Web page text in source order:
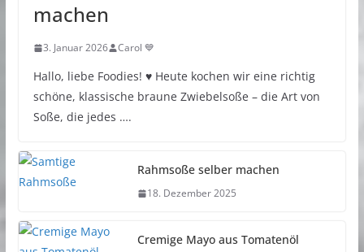
machen
3. Januar 2026 Carol 💙
Hallo, liebe Foodies! ♥︎ Heute kochen wir eine richtig
schöne, klassische braune Zwiebelsoße – die Art von
Soße, die jedes ….
Rahmsoße selber machen
18. Dezember 2025
Cremige Mayo aus Tomatenöl